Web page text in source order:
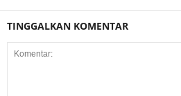
TINGGALKAN KOMENTAR